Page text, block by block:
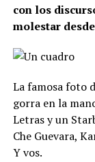
con los
molestar
La famosa foto
gorra en la
Letras y un
Che Guevara,
Y vos.